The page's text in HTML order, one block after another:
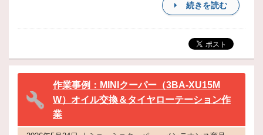
続きを読む
作業事例：MINIクーパー（3BA-XU15M
W）オイル交換＆タイヤローテーション作
業